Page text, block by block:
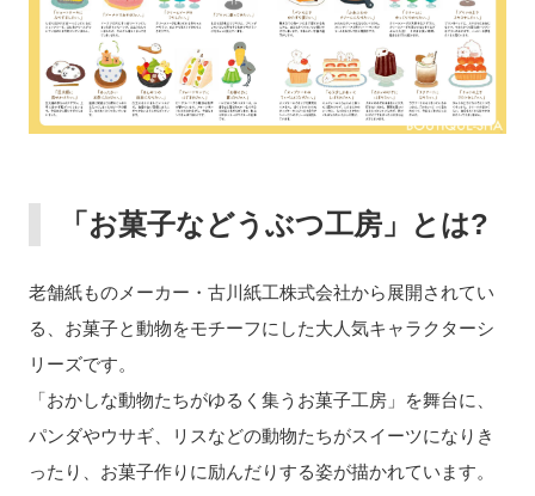
「お菓子などうぶつ工房」とは?
老舗紙ものメーカー・古川紙工株式会社から展開されてい
る、お菓子と動物をモチーフにした大人気キャラクターシ
リーズです。
「おかしな動物たちがゆるく集うお菓子工房」を舞台に、
パンダやウサギ、リスなどの動物たちがスイーツになりき
ったり、お菓子作りに励んだりする姿が描かれています。